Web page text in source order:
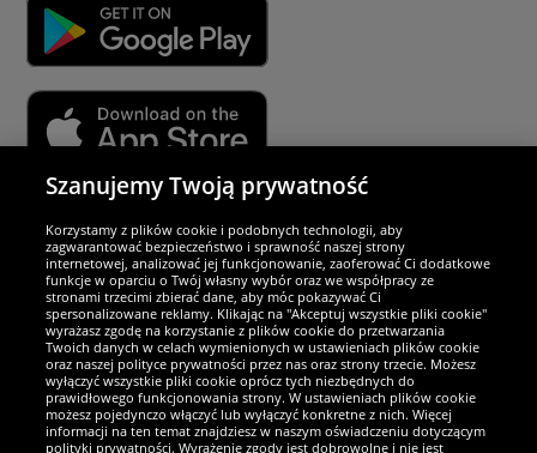
Partnerzy i bezpieczeństwo
Jesteśmy wyjątkowi
Szanujemy Twoją prywatność
Korzystamy z plików cookie i podobnych technologii, aby
zagwarantować bezpieczeństwo i sprawność naszej strony
internetowej, analizować jej funkcjonowanie, zaoferować Ci dodatkowe
funkcje w oparciu o Twój własny wybór oraz we współpracy ze
stronami trzecimi zbierać dane, aby móc pokazywać Ci
spersonalizowane reklamy. Klikając na "Akceptuj wszystkie pliki cookie"
wyrażasz zgodę na korzystanie z plików cookie do przetwarzania
Twoich danych w celach wymienionych w ustawieniach plików cookie
oraz naszej polityce prywatności przez nas oraz strony trzecie. Możesz
wyłączyć wszystkie pliki cookie oprócz tych niezbędnych do
prawidłowego funkcjonowania strony. W ustawieniach plików cookie
możesz pojedynczo włączyć lub wyłączyć konkretne z nich. Więcej
informacji na ten temat znajdziesz w naszym oświadczeniu dotyczącym
polityki prywatności. Wyrażenie zgody jest dobrowolne i nie jest